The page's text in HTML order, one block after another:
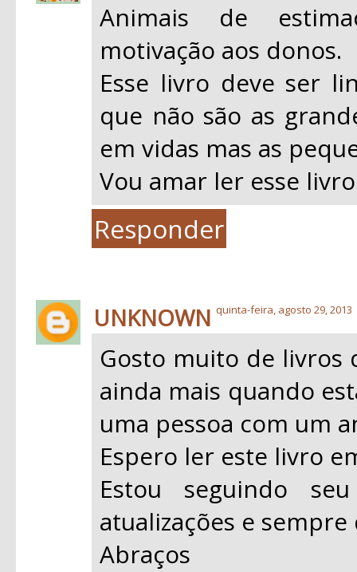
Animais de
motivação aos donos.
Esse livro deve ser
que não são as
em vidas mas as
Vou amar ler esse
Responder
UNKNOWN quinta-feira, agosto 29, 2013
Gosto muito de livros
ainda mais quando
uma pessoa com um
Espero ler este livro
Estou seguindo
atualizações e
Abraços